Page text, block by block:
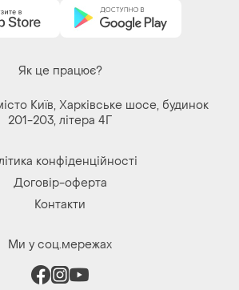
Київ, Харківське шосе, будинок
201-203, літера 4Г
конфіденційності
Контакти
© 2026Shafa.ua